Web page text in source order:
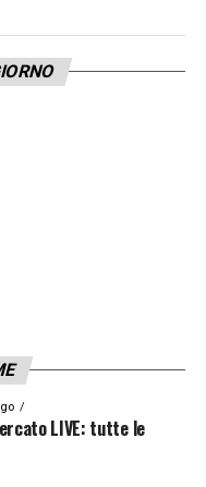
LIVE: tutte le